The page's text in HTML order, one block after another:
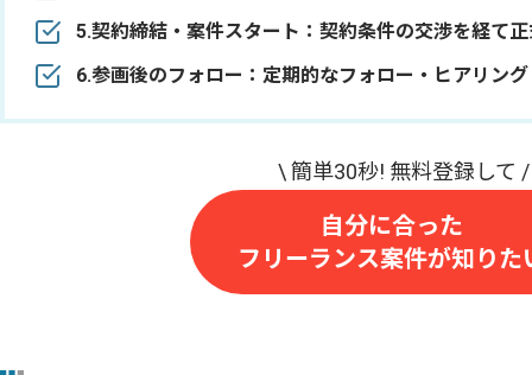
5.契約締結・案件スタート：契約条件の交渉を経て
6.参画後のフォロー：定期的なフォロー・ヒアリング
自分に合った
フリーランス案件が知りた